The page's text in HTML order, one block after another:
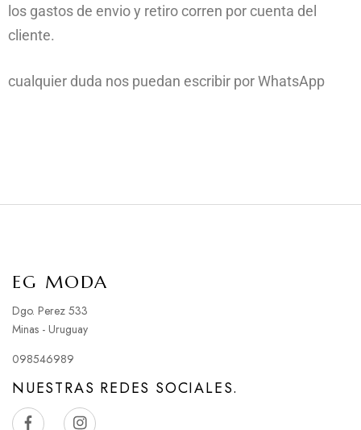
los gastos de envio y retiro corren por cuenta del
cliente.
cualquier duda nos puedan escribir por WhatsApp
EG MODA
Dgo. Perez 533
Minas - Uruguay
098546989
NUESTRAS REDES SOCIALES.